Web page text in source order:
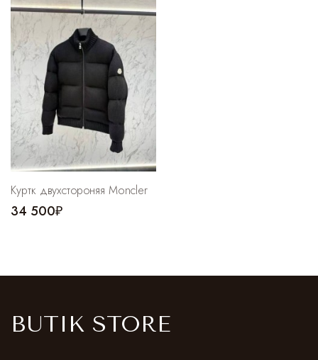
Куртк двухстороняя Moncler
34 500₽
BUTIK STORE